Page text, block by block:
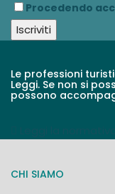
Procedendo
Le professioni
Leggi. Se non si
possono
CHI SIAMO